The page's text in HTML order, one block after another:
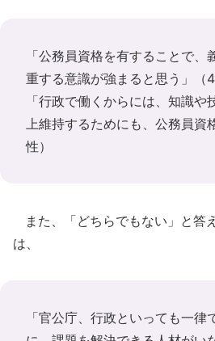
「公務員資格を有することで
重する意識が強まると思う」（
「行政で働くからには、知識
上維持するためにも、公務員資
性）
また、「どちらでもない」と答
は、
「官公庁、行政といっても一